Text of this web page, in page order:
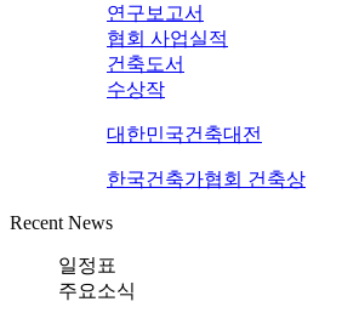
연구보고서
협회 사업실적
건축도서
수상작
대한민국건축대전
한국건축가협회 건축상
Recent News
일정표
주요소식